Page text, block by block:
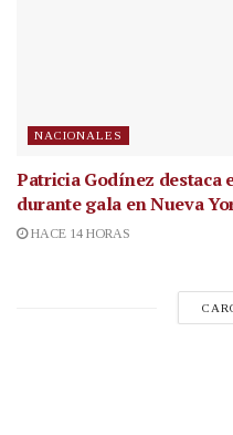
NACIONALES
Patricia Godínez
durante gala en Nueva
HACE 14 HORAS